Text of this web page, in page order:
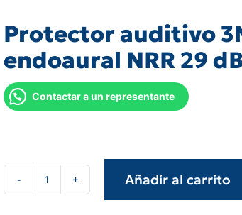
Protector auditivo
endoaural NRR 29 dB
Contactar a un representante
Protector
Añadir al carrito